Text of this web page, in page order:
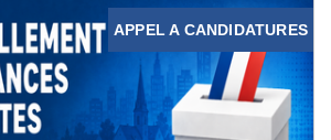
APPEL A CANDIDATURES